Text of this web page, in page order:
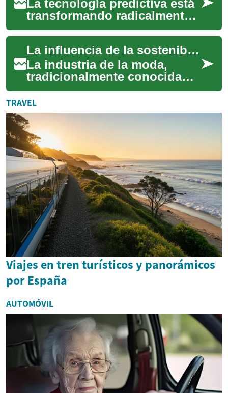
comp...
La tecnología predictiva está
transformando radicalmente
la forma en que operan los
mercados a nivel global. Al
aprov...
La influencia de la sostenibilidad en la moda
La industria de la moda,
tradicionalmente conocida
por sus ciclos rápidos y
tendencias cambiantes, está
experimentand...
TRAVEL
Viajes en tren turísticos y panorámicos
por España
AUTOMÓVIL